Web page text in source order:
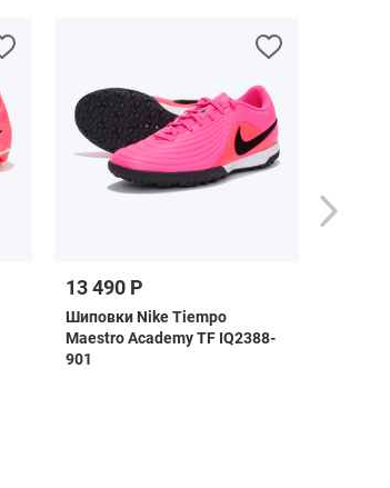
13 490 Р
Шиповки Nike Tiempo
Maestro Academy TF IQ2388-
901